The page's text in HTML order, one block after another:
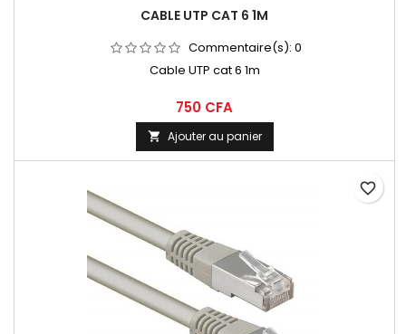
CABLE UTP CAT 6 1M
Commentaire(s): 0
Cable UTP cat 6 1m
750 CFA
 Ajouter au panier
favorite_border